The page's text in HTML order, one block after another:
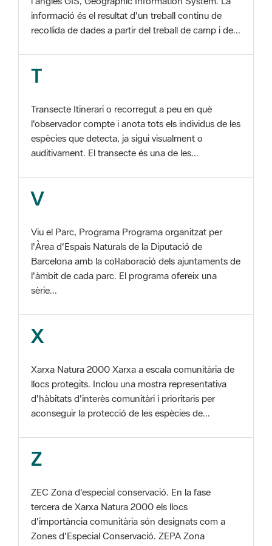
T
auditivament. El transecte és una de les...
V
l'Àrea d'Espais Naturals de la Diputació de
l'àmbit de cada parc. El programa ofereix una
sèrie...
X
llocs protegits. Inclou una mostra representativa
aconseguir la protecció de les espècies de...
Z
tercera de Xarxa Natura 2000 els llocs
Zones d'Especial Conservació. ZEPA Zona
d'especial protecció per...